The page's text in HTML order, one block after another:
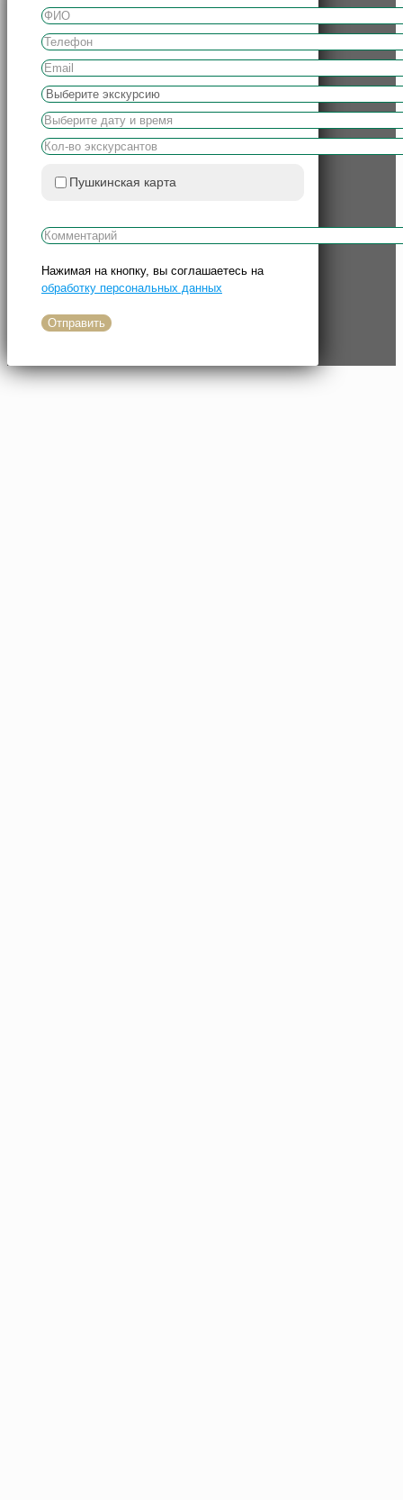
Пушкинская карта
Нажимая на кнопку, вы соглашаетесь на
обработку персональных данных